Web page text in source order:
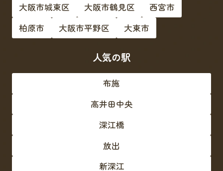
大阪市城東区
大阪市鶴見区
西宮市
柏原市
大阪市平野区 大東市
人気の駅
布施
高井田中央
深江橋
放出
新深江